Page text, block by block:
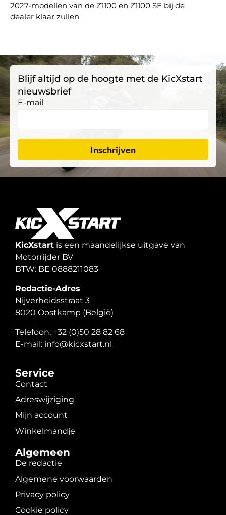
2027-modellen van de Z1100 en Z1100 SE bij de
dealer klaar zullen
Blijf altijd op de hoogte met de KicXstart
nieuwsbrief
E-mail
Inschrijven
KicXstart is een maandelijkse uitgave van
Motorrijder BV
BTW: BE 0888211083
Redactie-Adres
Nijverheidsstraat 3
8020 Oostkamp (België)
Telefoon: +32 (0)50 28 82 68
E-mail: info@kicxstart.nl
Service
Contact
Adreswijziging
Mijn account
Winkelmandje
Algemeen
De redactie
Algemene voorwaarden
Privacy policy
Cookie policy